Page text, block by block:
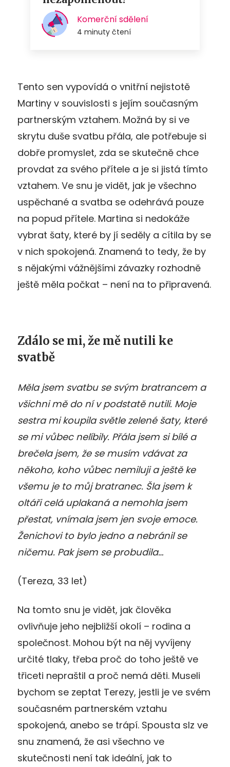
Tento sen vypovídá o vnitřní nejistotě
Martiny v souvislosti s jejím současným
partnerským vztahem. Možná by si ve
skrytu duše svatbu přála, ale potřebuje si
dobře promyslet, zda se skutečně chce
provdat za svého přítele a je si jistá tímto
vztahem. Ve snu je vidět, jak je všechno
uspěchané a svatba se odehrává pouze
na popud přítele. Martina si nedokáže
vybrat šaty, které by jí seděly a cítila by se
v nich spokojená. Znamená to tedy, že by
s nějakými vážnějšími závazky rozhodně
ještě měla počkat – není na to připravená.
Zdálo se mi, že mě nutili ke
svatbě
Měla jsem svatbu se svým bratrancem a
všichni mě do ní v podstatě nutili. Moje
sestra mi koupila světle zelené šaty, které
se mi vůbec nelíbily. Přála jsem si bílé a
brečela jsem, že se musím vdávat za
někoho, koho vůbec nemiluji a ještě ke
všemu je to můj bratranec. Šla jsem k
oltáři celá uplakaná a nemohla jsem
přestat, vnímala jsem jen svoje emoce.
Ženichovi to bylo jedno a nebránil se
ničemu. Pak jsem se probudila…
(Tereza, 33 let)
Na tomto snu je vidět, jak člověka
ovlivňuje jeho nejbližší okolí – rodina a
společnost. Mohou být na něj vyvíjeny
určité tlaky, třeba proč do toho ještě ve
třiceti nepraštil a proč nemá děti. Museli
bychom se zeptat Terezy, jestli je ve svém
současném partnerském vztahu
spokojená, anebo se trápí. Spousta slz ve
snu znamená, že asi všechno ve
skutečnosti není tak ideální, jak to